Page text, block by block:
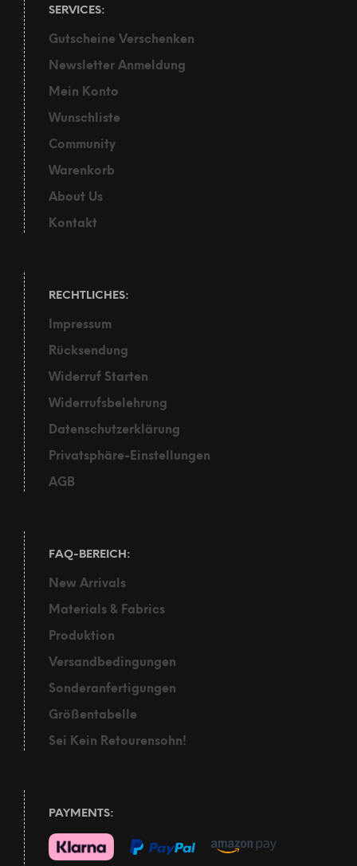
SERVICES:
Gutscheine Verschenken
Newsletter Anmeldung
Mein Konto
Wunschliste
Community
Warenkorb
About Us
Kontakt
RECHTLICHES:
Impressum
Rücksendung
Widerruf Starten
Widerrufsbelehrung
Datenschutzerklärung
Privatsphäre-Einstellungen
AGB
FAQ-BEREICH:
New Arrivals
Materials & Fabrics
Produktion
Versandbedingungen
Sonderanfertigungen
Größentabelle
Sei Kein Retourensohn!
PAYMENTS: